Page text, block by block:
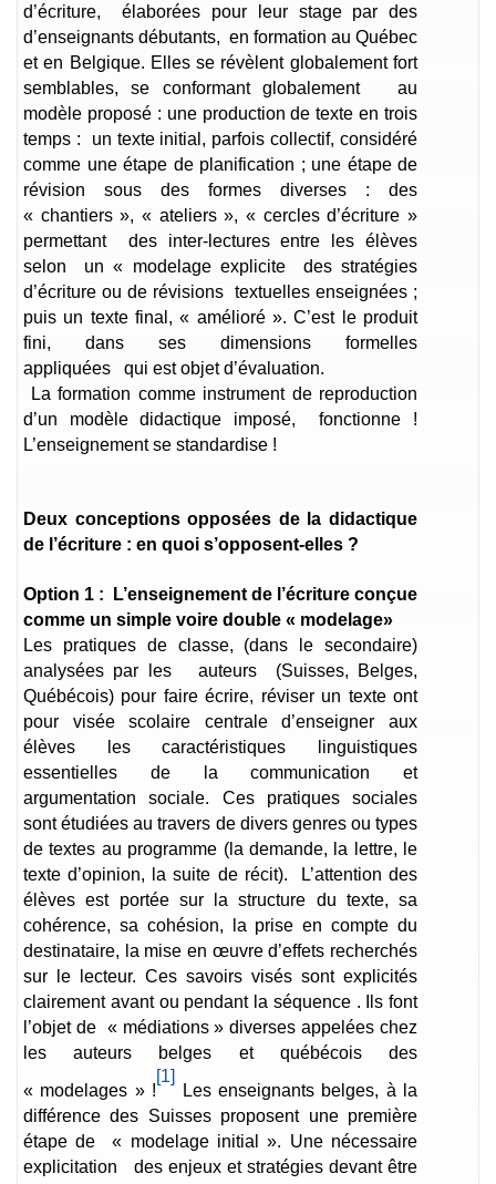
d’écriture, élaborées pour leur stage par des
d’enseignants débutants, en formation au Québec
et en Belgique. Elles se révèlent globalement fort
semblables, se conformant globalement au
modèle proposé : une production de texte en trois
temps : un texte initial, parfois collectif, considéré
comme une étape de planification ; une étape de
révision sous des formes diverses : des
« chantiers », « ateliers », « cercles d’écriture »
permettant des inter-lectures entre les élèves
selon un « modelage explicite des stratégies
d’écriture ou de révisions textuelles enseignées ;
puis un texte final, « amélioré ». C’est le produit
fini, dans ses dimensions formelles
appliquées qui est objet d’évaluation.
La formation comme instrument de reproduction
d’un modèle didactique imposé, fonctionne !
L’enseignement se standardise !
Deux conceptions opposées de la didactique
de l’écriture : en quoi s’opposent-elles ?
Option 1 : L’enseignement de l’écriture conçue
comme un simple voire double « modelage»
Les pratiques de classe, (dans le secondaire)
analysées par les auteurs (Suisses, Belges,
Québécois) pour faire écrire, réviser un texte ont
pour visée scolaire centrale d’enseigner aux
élèves les caractéristiques linguistiques
essentielles de la communication et
argumentation sociale. Ces pratiques sociales
sont étudiées au travers de divers genres ou types
de textes au programme (la demande, la lettre, le
texte d’opinion, la suite de récit). L’attention des
élèves est portée sur la structure du texte, sa
cohérence, sa cohésion, la prise en compte du
destinataire, la mise en œuvre d’effets recherchés
sur le lecteur. Ces savoirs visés sont explicités
clairement avant ou pendant la séquence . Ils font
l’objet de « médiations » diverses appelées chez
les auteurs belges et québécois des
« modelages » !
[1]
Les enseignants belges, à la
différence des Suisses proposent une première
étape de « modelage initial ». Une nécessaire
explicitation des enjeux et stratégies devant être